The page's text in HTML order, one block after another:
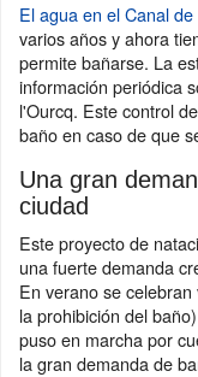
El agua en el Canal
varios años y ahora
permite bañarse. La
información periódica
l'Ourcq. Este control
baño en caso de que
Una gran
ciudad
Este proyecto de
una fuerte demanda
En verano se
la prohibición del
puso en marcha por
la gran demanda de